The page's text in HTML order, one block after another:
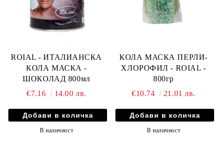
ROIAL - ИТАЛИАНСКА
КОЛА МАСКА -
ШОКОЛАД 800мл
€7.16
14.00 лв.
В наличност
КОЛА МАСКА ПЕРЛИ-
ХЛОРОФИЛ - ROIAL -
800гр
€10.74
21.01 лв.
В наличност